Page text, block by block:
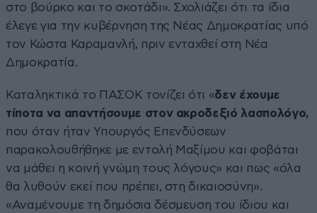
στο βούρκο και το σκοτάδι». Σχολιάζει ότι τα ίδια
έλεγε για την κυβέρνηση της Νέας Δημοκρατίας υπό
τον Κώστα Καραμανλή, πριν ενταχθεί στη Νέα
Δημοκρατία.
Καταληκτικά το ΠΑΣΟΚ τονίζει ότι «δεν έχουμε
τίποτα να απαντήσουμε στον ακροδεξιό λασπολόγο,
που όταν ήταν Υπουργός Επενδύσεων
παρακολουθήθηκε με εντολή Μαξίμου και φοβάται
να μάθει η κοινή γνώμη τους λόγους» και πως «όλα
θα λυθούν εκεί που πρέπει, στη δικαιοσύνη».
«Αναμένουμε τη δημόσια δέσμευση του ίδιου και